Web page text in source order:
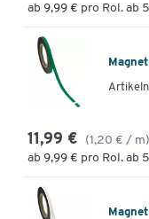
ab 9,99 € pro Rol. ab
11,99 €
(1,20 € / m)
ab 9,99 € pro Rol. ab